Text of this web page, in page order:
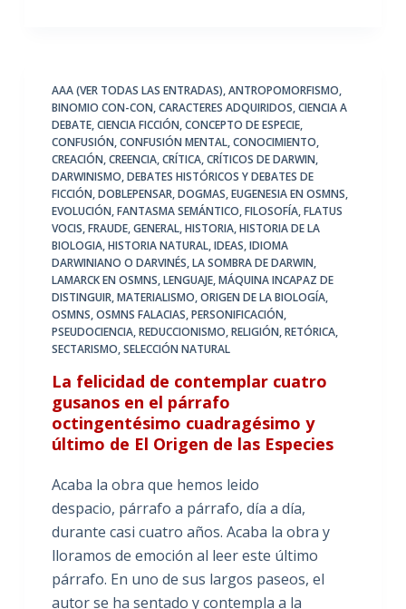
AAA (VER TODAS LAS ENTRADAS),ANTROPOMORFISMO,
BINOMIO CON-CON,CARACTERES ADQUIRIDOS,CIENCIA A
DEBATE,CIENCIA FICCIÓN,CONCEPTO DE ESPECIE,
CONFUSIÓN,CONFUSIÓN MENTAL,CONOCIMIENTO,
CREACIÓN,CREENCIA,CRÍTICA,CRÍTICOS DE DARWIN,
DARWINISMO,DEBATES HISTÓRICOS Y DEBATES DE
FICCIÓN,DOBLEPENSAR,DOGMAS,EUGENESIA EN OSMNS,
EVOLUCIÓN,FANTASMA SEMÁNTICO,FILOSOFÍA,FLATUS
VOCIS,FRAUDE,GENERAL,HISTORIA,HISTORIA DE LA
BIOLOGIA,HISTORIA NATURAL,IDEAS,IDIOMA
DARWINIANO O DARVINÉS,LA SOMBRA DE DARWIN,
LAMARCK EN OSMNS,LENGUAJE,MÁQUINA INCAPAZ DE
DISTINGUIR,MATERIALISMO,ORIGEN DE LA BIOLOGÍA,
OSMNS,OSMNS FALACIAS,PERSONIFICACIÓN,
PSEUDOCIENCIA,REDUCCIONISMO,RELIGIÓN,RETÓRICA,
SECTARISMO,SELECCIÓN NATURAL
La felicidad de contemplar cuatro
gusanos en el párrafo
octingentésimo cuadragésimo y
último de El Origen de las Especies
Acaba la obra que hemos leido
despacio, párrafo a párrafo, día a día,
durante casi cuatro años. Acaba la obra y
lloramos de emoción al leer este último
párrafo. En uno de sus largos paseos, el
autor se ha sentado y contempla a la